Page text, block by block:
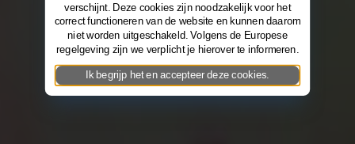
verschijnt. Deze cookies zijn noodzakelijk voor het
correct functioneren van de website en kunnen daarom
niet worden uitgeschakeld. Volgens de Europese
regelgeving zijn we verplicht je hierover te informeren.
Ik begrijp het en accepteer deze cookies.